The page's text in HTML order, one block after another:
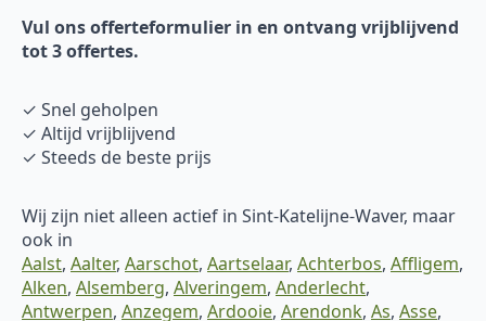
Vul ons offerteformulier in en ontvang vrijblijvend
tot 3 offertes.
✓ Snel geholpen
✓ Altijd vrijblijvend
✓ Steeds de beste prijs
Wij zijn niet alleen actief in Sint-Katelijne-Waver, maar
ook in
Aalst, Aalter, Aarschot, Aartselaar, Achterbos, Affligem,
Alken, Alsemberg, Alveringem, Anderlecht,
Antwerpen, Anzegem, Ardooie, Arendonk, As, Asse,